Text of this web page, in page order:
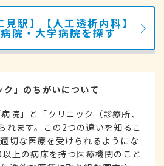
見駅】【人工透析内科】
院・大学病院を探す
ク」のちがいについて
院」と「クリニック（診療所、
れます。この2つの違いを知るこ
切な医療を受けられるようにな
上の病床を持つ医療機関のこと